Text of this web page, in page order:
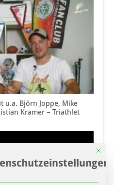
u.a. Björn Joppe, Mike
Kramer – Triathlet
Mit